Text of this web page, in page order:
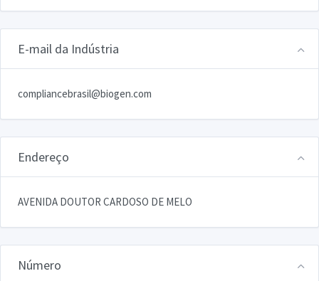
E-mail da Indústria
compliancebrasil@biogen.com
Endereço
AVENIDA DOUTOR CARDOSO DE MELO
Número